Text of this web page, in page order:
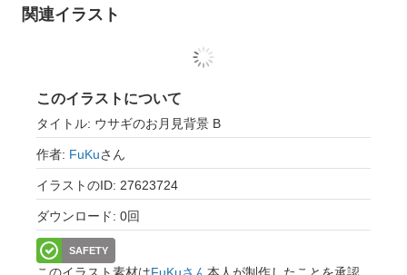
関連イラスト
このイラストについて
タイトル: ウサギのお月見背景 B
作者: FuKuさん
イラストのID: 27623724
ダウンロード: 0回
SAFETY